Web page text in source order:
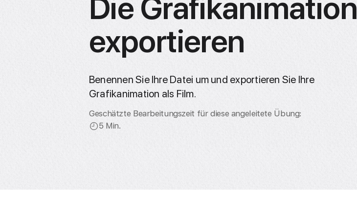
Die Grafikanimation
exportieren
Benennen Sie Ihre Datei um und exportieren Sie Ihre
Grafikanimation als Film.
Geschätzte Bearbeitungszeit für diese angeleitete Übung:
5 Min.